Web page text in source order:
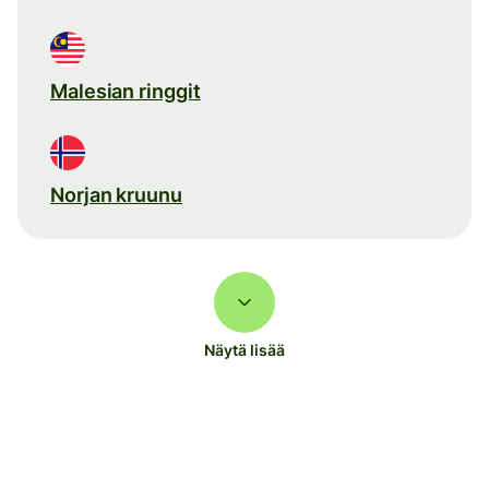
Malesian ringgit
Norjan kruunu
Näytä lisää